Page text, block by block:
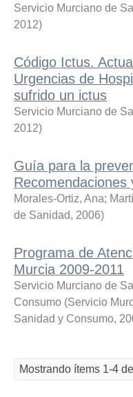
Servicio Murciano de
2012)
Código Ictus.
Urgencias de
sufrido un ictus
Servicio Murciano de
2012)
Guía para la
Recomendaciones
Morales-Ortiz, Ana;
de Sanidad, 2006)
Programa de
Murcia 2009-2011
Servicio Murciano de
Consumo (Servicio
Sanidad y Consumo,
Mostrando ítems 1-4